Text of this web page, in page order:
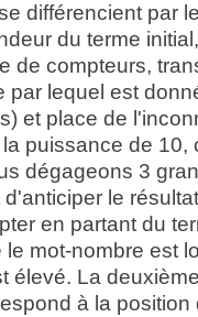
différencient par
du terme
de compteurs,
par lequel est
et place de
puissance de 10,
dégageons 3
le
en partant du
mot-nombre est
élevé. La
à la